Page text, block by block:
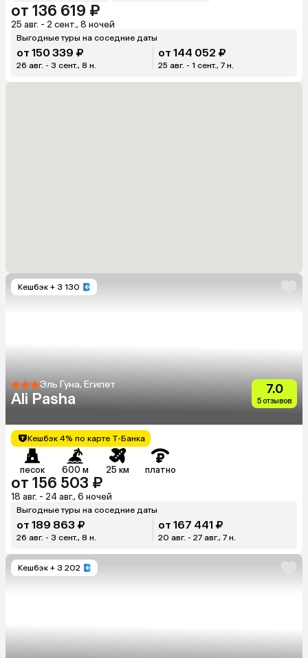
от 136 619 ₽
25 авг. - 2 сент., 8 ночей
Выгодные туры на соседние даты
от 150 339 ₽
26 авг. - 3 сент., 8 н.
от 144 052 ₽
25 авг. - 1 сент., 7 н.
Кешбэк + 3 130
Эль Гуна, Египет
Ali Pasha
7.0
5 отзывов
Кешбэк 4% по карте Т-Банка
песок 600 м 25 км платно
от 156 503 ₽
18 авг. - 24 авг., 6 ночей
Выгодные туры на соседние даты
от 189 863 ₽
26 авг. - 3 сент., 8 н.
от 167 441 ₽
20 авг. - 27 авг., 7 н.
Кешбэк + 3 202